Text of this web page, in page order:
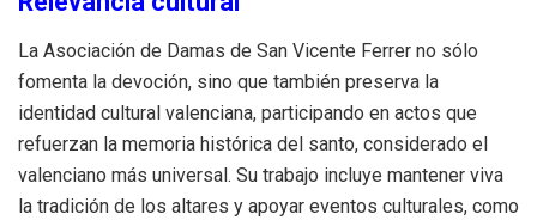
La Asociación de Damas de San Vicente Ferrer no sólo
fomenta la devoción, sino que también preserva la
identidad cultural valenciana, participando en actos que
refuerzan la memoria histórica del santo, considerado el
valenciano más universal. Su trabajo incluye mantener viva
la tradición de los altares y apoyar eventos culturales, como